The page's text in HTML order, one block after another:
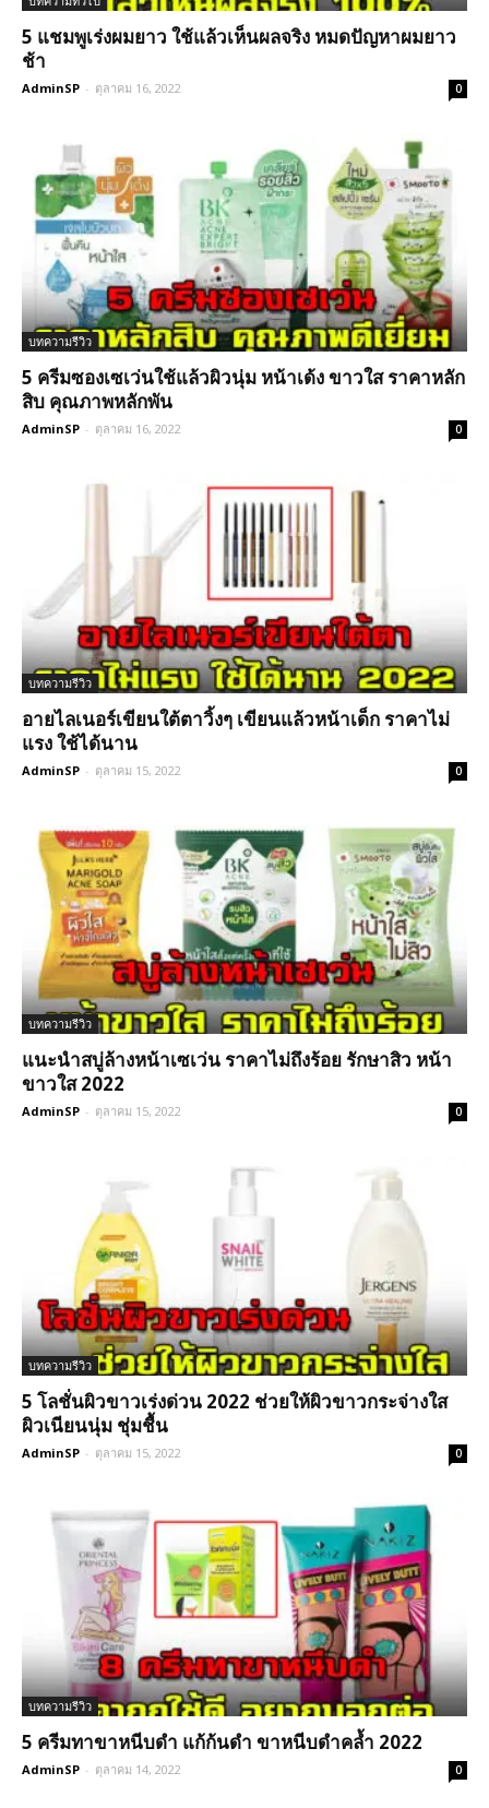
5 แชมพูเร่งผมยาว ใช้แล้วเห็นผลจริง หมดปัญหาผมยาว
ช้า
AdminSP - ตุลาคม 16, 2022 0
บทความรีวิว
5 ครีมซองเซเว่นใช้แล้วผิวนุ่ม หน้าเด้ง ขาวใส ราคาหลัก
สิบ คุณภาพหลักพัน
AdminSP - ตุลาคม 16, 2022 0
บทความรีวิว
อายไลเนอร์เขียนใต้ตาวิ้งๆ เขียนแล้วหน้าเด็ก ราคาไม่
แรง ใช้ได้นาน
AdminSP - ตุลาคม 15, 2022 0
บทความรีวิว
แนะนำสบู่ล้างหน้าเซเว่น ราคาไม่ถึงร้อย รักษาสิว หน้า
ขาวใส 2022
AdminSP - ตุลาคม 15, 2022 0
บทความรีวิว
5 โลชั่นผิวขาวเร่งด่วน 2022 ช่วยให้ผิวขาวกระจ่างใส
ผิวเนียนนุ่ม ชุ่มชื้น
AdminSP - ตุลาคม 15, 2022 0
บทความรีวิว
5 ครีมทาขาหนีบดำ แก้ก้นดำ ขาหนีบดำคล้ำ 2022
AdminSP - ตุลาคม 14, 2022 0